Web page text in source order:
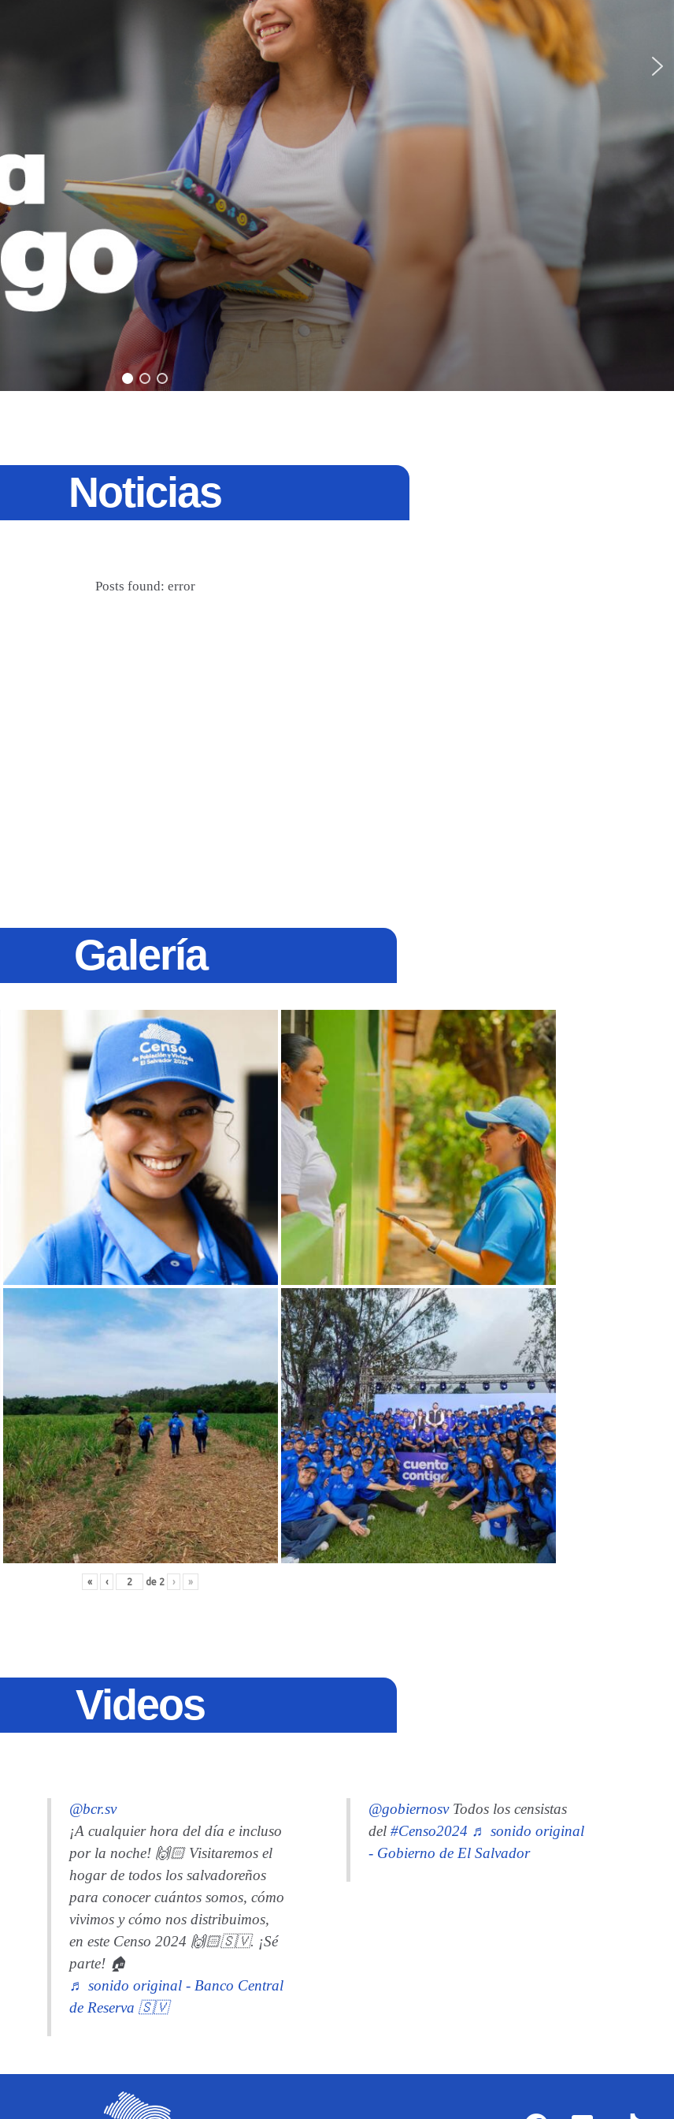
Noticias
Posts found: error
Galería
« ‹ de 2 › »
Videos
@bcr.sv
¡A cualquier hora del día e incluso
por la noche! 🙌🏻 Visitaremos el
hogar de todos los salvadoreños
para conocer cuántos somos, cómo
vivimos y cómo nos distribuimos,
en este Censo 2024 🙌🏻🇸🇻. ¡Sé
parte! 🏠
♬ sonido original - Banco Central
de Reserva 🇸🇻
@gobiernosvTodos los censistas
del #Censo2024 ♬ sonido original
- Gobierno de El Salvador